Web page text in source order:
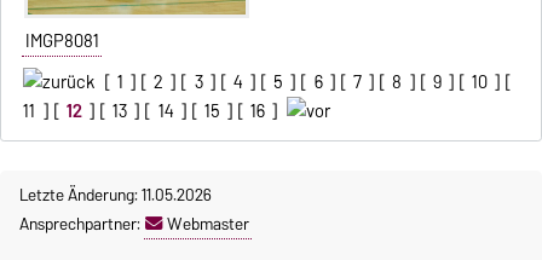
IMGP8081
[ 1 ] [ 2 ] [ 3 ] [ 4 ] [ 5 ] [ 6 ] [ 7 ] [ 8 ] [ 9 ] [ 10 ] [
11 ] [ 12 ] [ 13 ] [ 14 ] [ 15 ] [ 16 ]
Letzte Änderung: 11.05.2026
Ansprechpartner:
Webmaster